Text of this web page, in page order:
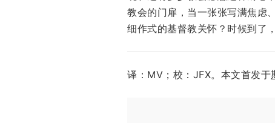
教会的门扉，当一张张写满焦虑
细作式的基督教关怀？时候到了
译：MV；校：JFX。本文首发于